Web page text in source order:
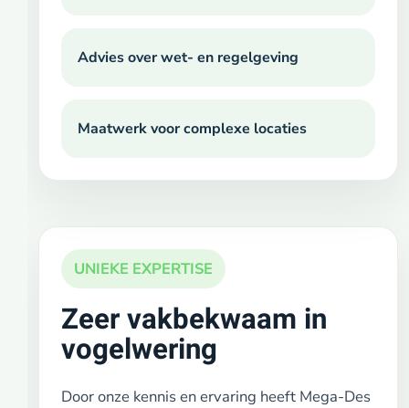
Advies over wet- en regelgeving
Maatwerk voor complexe locaties
UNIEKE EXPERTISE
Zeer vakbekwaam in
vogelwering
Door onze kennis en ervaring heeft Mega-Des